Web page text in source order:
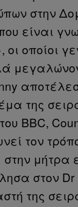
στην
είναι
οι οποίοι
της
BBC,
τον
μήτρα
στον Dr
της